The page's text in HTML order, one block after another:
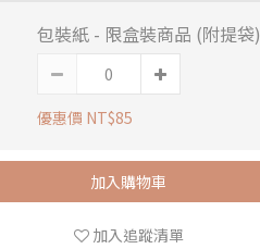
包裝紙 - 限盒裝商品 (附提袋)
優惠價 NT$85
加入購物車
加入追蹤清單